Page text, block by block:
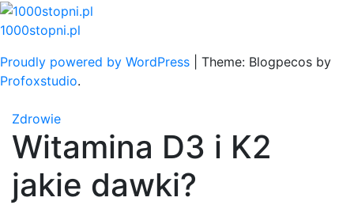
Skip
to
1000stopni.pl
Proudly powered by WordPress
Theme: Blogpecos by
Profoxstudio.
Zdrowie
Witamina D3 i K2
jakie dawki?